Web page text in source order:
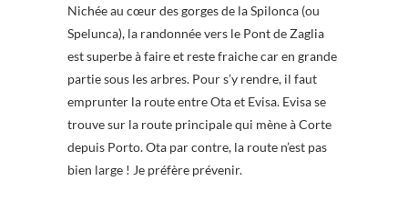
Nichée au cœur des gorges de la Spilonca (ou
Spelunca), la randonnée vers le Pont de Zaglia
est superbe à faire et reste fraiche car en grande
partie sous les arbres. Pour s’y rendre, il faut
emprunter la route entre Ota et Evisa. Evisa se
trouve sur la route principale qui mène à Corte
depuis Porto. Ota par contre, la route n’est pas
bien large ! Je préfère prévenir.